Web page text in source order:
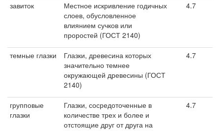
завиток
Местное искривление годичных
слоев, обусловленное
влиянием сучков или
проростей (ГОСТ 2140)
4.7
темные глазки
Глазки, древесина которых
значительно темнее
окружающей древесины (ГОСТ
2140)
4.7
групповые
глазки
Глазки, сосредоточенные в
количестве трех и более и
отстоящие друг от друга на
4.7